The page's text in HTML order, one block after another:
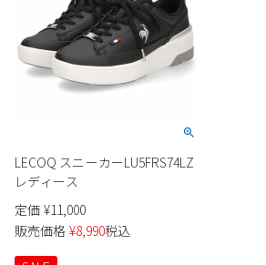
LECOQ スニーカーLU5FRS74LZ
レディース
定価 ¥11,000
販売価格 ¥8,990税込